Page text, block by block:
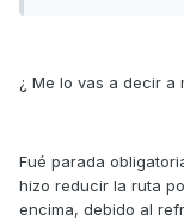
¿ Me lo vas a decir a
Fué parada
hizo reducir la ruta
encima, debido al